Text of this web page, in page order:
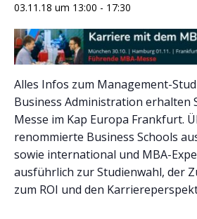
03.11.18 um 13:00 - 17:30
Alles Infos zum Management-
Business Administration erhalten
Messe im Kap Europa Frankfurt.
renommierte Business Schools
sowie international und MBA-
ausführlich zur Studienwahl, der
zum ROI und den